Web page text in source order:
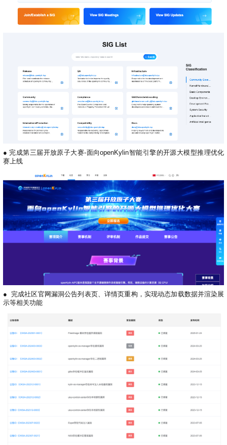
●完成第三届开放原子大赛-面向openKylin智能引擎的开源大模型推理优化
赛上线
● 完成社区官网漏洞公告列表页、详情页重构，实现动态加载数据并渲染展
示等相关功能